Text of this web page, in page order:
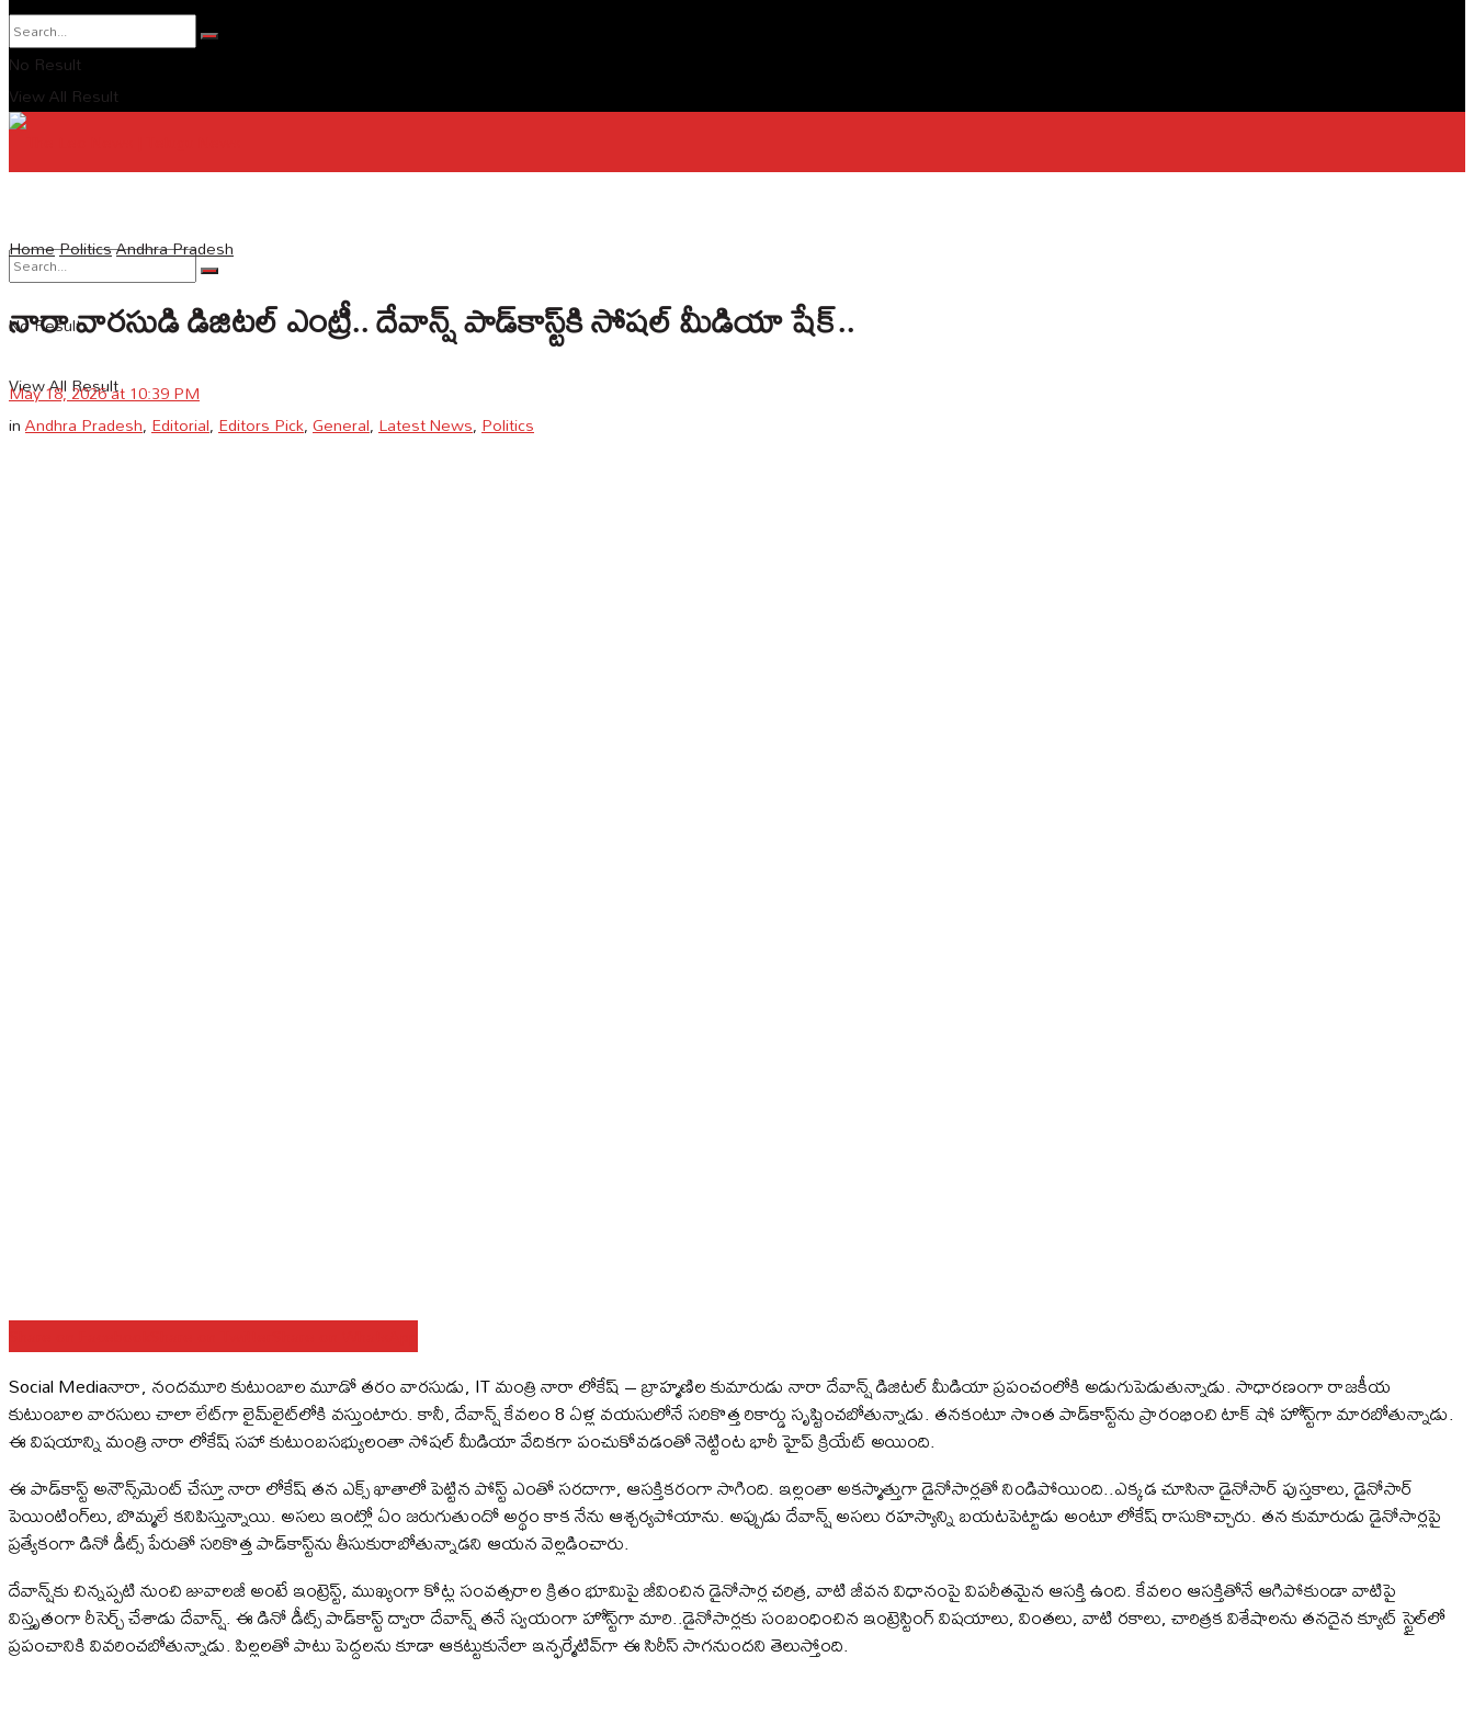
No Result
View All Result
No Result
View All Result
HomePoliticsAndhra Pradesh
నారా వారసుడి డిజిటల్ ఎంట్రీ.. దేవాన్ష్ పాడ్‌కాస్ట్‌కి సోషల్‌ మీడియా షేక్‌..
May 18, 2026 at 10:39 PM
inAndhra Pradesh,Editorial,Editors Pick,General,Latest News,Politics
Social Mediaనారా, నందమూరి కుటుంబాల మూడో తరం వారసుడు, IT మంత్రి నారా లోకేష్ – బ్రాహ్మణిల కుమారుడు నారా దేవాన్ష్ డిజిటల్ మీడియా ప్రపంచంలోకి అడుగుపెడుతున్నాడు. సాధారణంగా రాజకీయ
కుటుంబాల వారసులు చాలా లేట్‌గా లైమ్‌లైట్‌లోకి వస్తుంటారు. కానీ, దేవాన్ష్ కేవలం 8 ఏళ్ల వయసులోనే సరికొత్త రికార్డు సృష్టించబోతున్నాడు. తనకంటూ సొంత పాడ్‌కాస్ట్‌ను ప్రారంభించి టాక్ షో హోస్ట్‌గా మారబోతున్నాడు.
ఈ విషయాన్ని మంత్రి నారా లోకేష్ సహా కుటుంబసభ్యులంతా సోషల్ మీడియా వేదికగా పంచుకోవడంతో నెట్టింట భారీ హైప్ క్రియేట్ అయింది.
ఈ పాడ్‌కాస్ట్ అనౌన్స్‌మెంట్ చేస్తూ నారా లోకేష్ తన ఎక్స్ ఖాతాలో పెట్టిన పోస్ట్ ఎంతో సరదాగా, ఆసక్తికరంగా సాగింది. ఇల్లంతా అకస్మాత్తుగా డైనోసార్లతో నిండిపోయింది..ఎక్కడ చూసినా డైనోసార్ పుస్తకాలు, డైనోసార్
పెయింటింగ్‌లు, బొమ్మలే కనిపిస్తున్నాయి. అసలు ఇంట్లో ఏం జరుగుతుందో అర్థం కాక నేను ఆశ్చర్యపోయాను. అప్పుడు దేవాన్ష్ అసలు రహస్యాన్ని బయటపెట్టాడు అంటూ లోకేష్ రాసుకొచ్చారు. తన కుమారుడు డైనోసార్లపై
ప్రత్యేకంగా డినో డీట్స్ పేరుతో సరికొత్త పాడ్‌కాస్ట్‌ను తీసుకురాబోతున్నాడని ఆయన వెల్లడించారు.
దేవాన్ష్‌కు చిన్నప్పటి నుంచి జువాలజీ అంటే ఇంట్రెస్ట్, ముఖ్యంగా కోట్ల సంవత్సరాల క్రితం భూమిపై జీవించిన డైనోసార్ల చరిత్ర, వాటి జీవన విధానంపై విపరీతమైన ఆసక్తి ఉంది. కేవలం ఆసక్తితోనే ఆగిపోకుండా వాటిపై
విస్తృతంగా రీసెర్చ్ చేశాడు దేవాన్ష్. ఈ డినో డీట్స్ పాడ్‌కాస్ట్‌ ద్వారా దేవాన్ష్ తనే స్వయంగా హోస్ట్‌గా మారి..డైనోసార్లకు సంబంధించిన ఇంట్రెస్టింగ్ విషయాలు, వింతలు, వాటి రకాలు, చారిత్రక విశేషాలను తనదైన క్యూట్ స్టైల్‌లో
ప్రపంచానికి వివరించబోతున్నాడు. పిల్లలతో పాటు పెద్దలను కూడా ఆకట్టుకునేలా ఇన్ఫర్మేటివ్‌గా ఈ సిరీస్ సాగనుందని తెలుస్తోంది.